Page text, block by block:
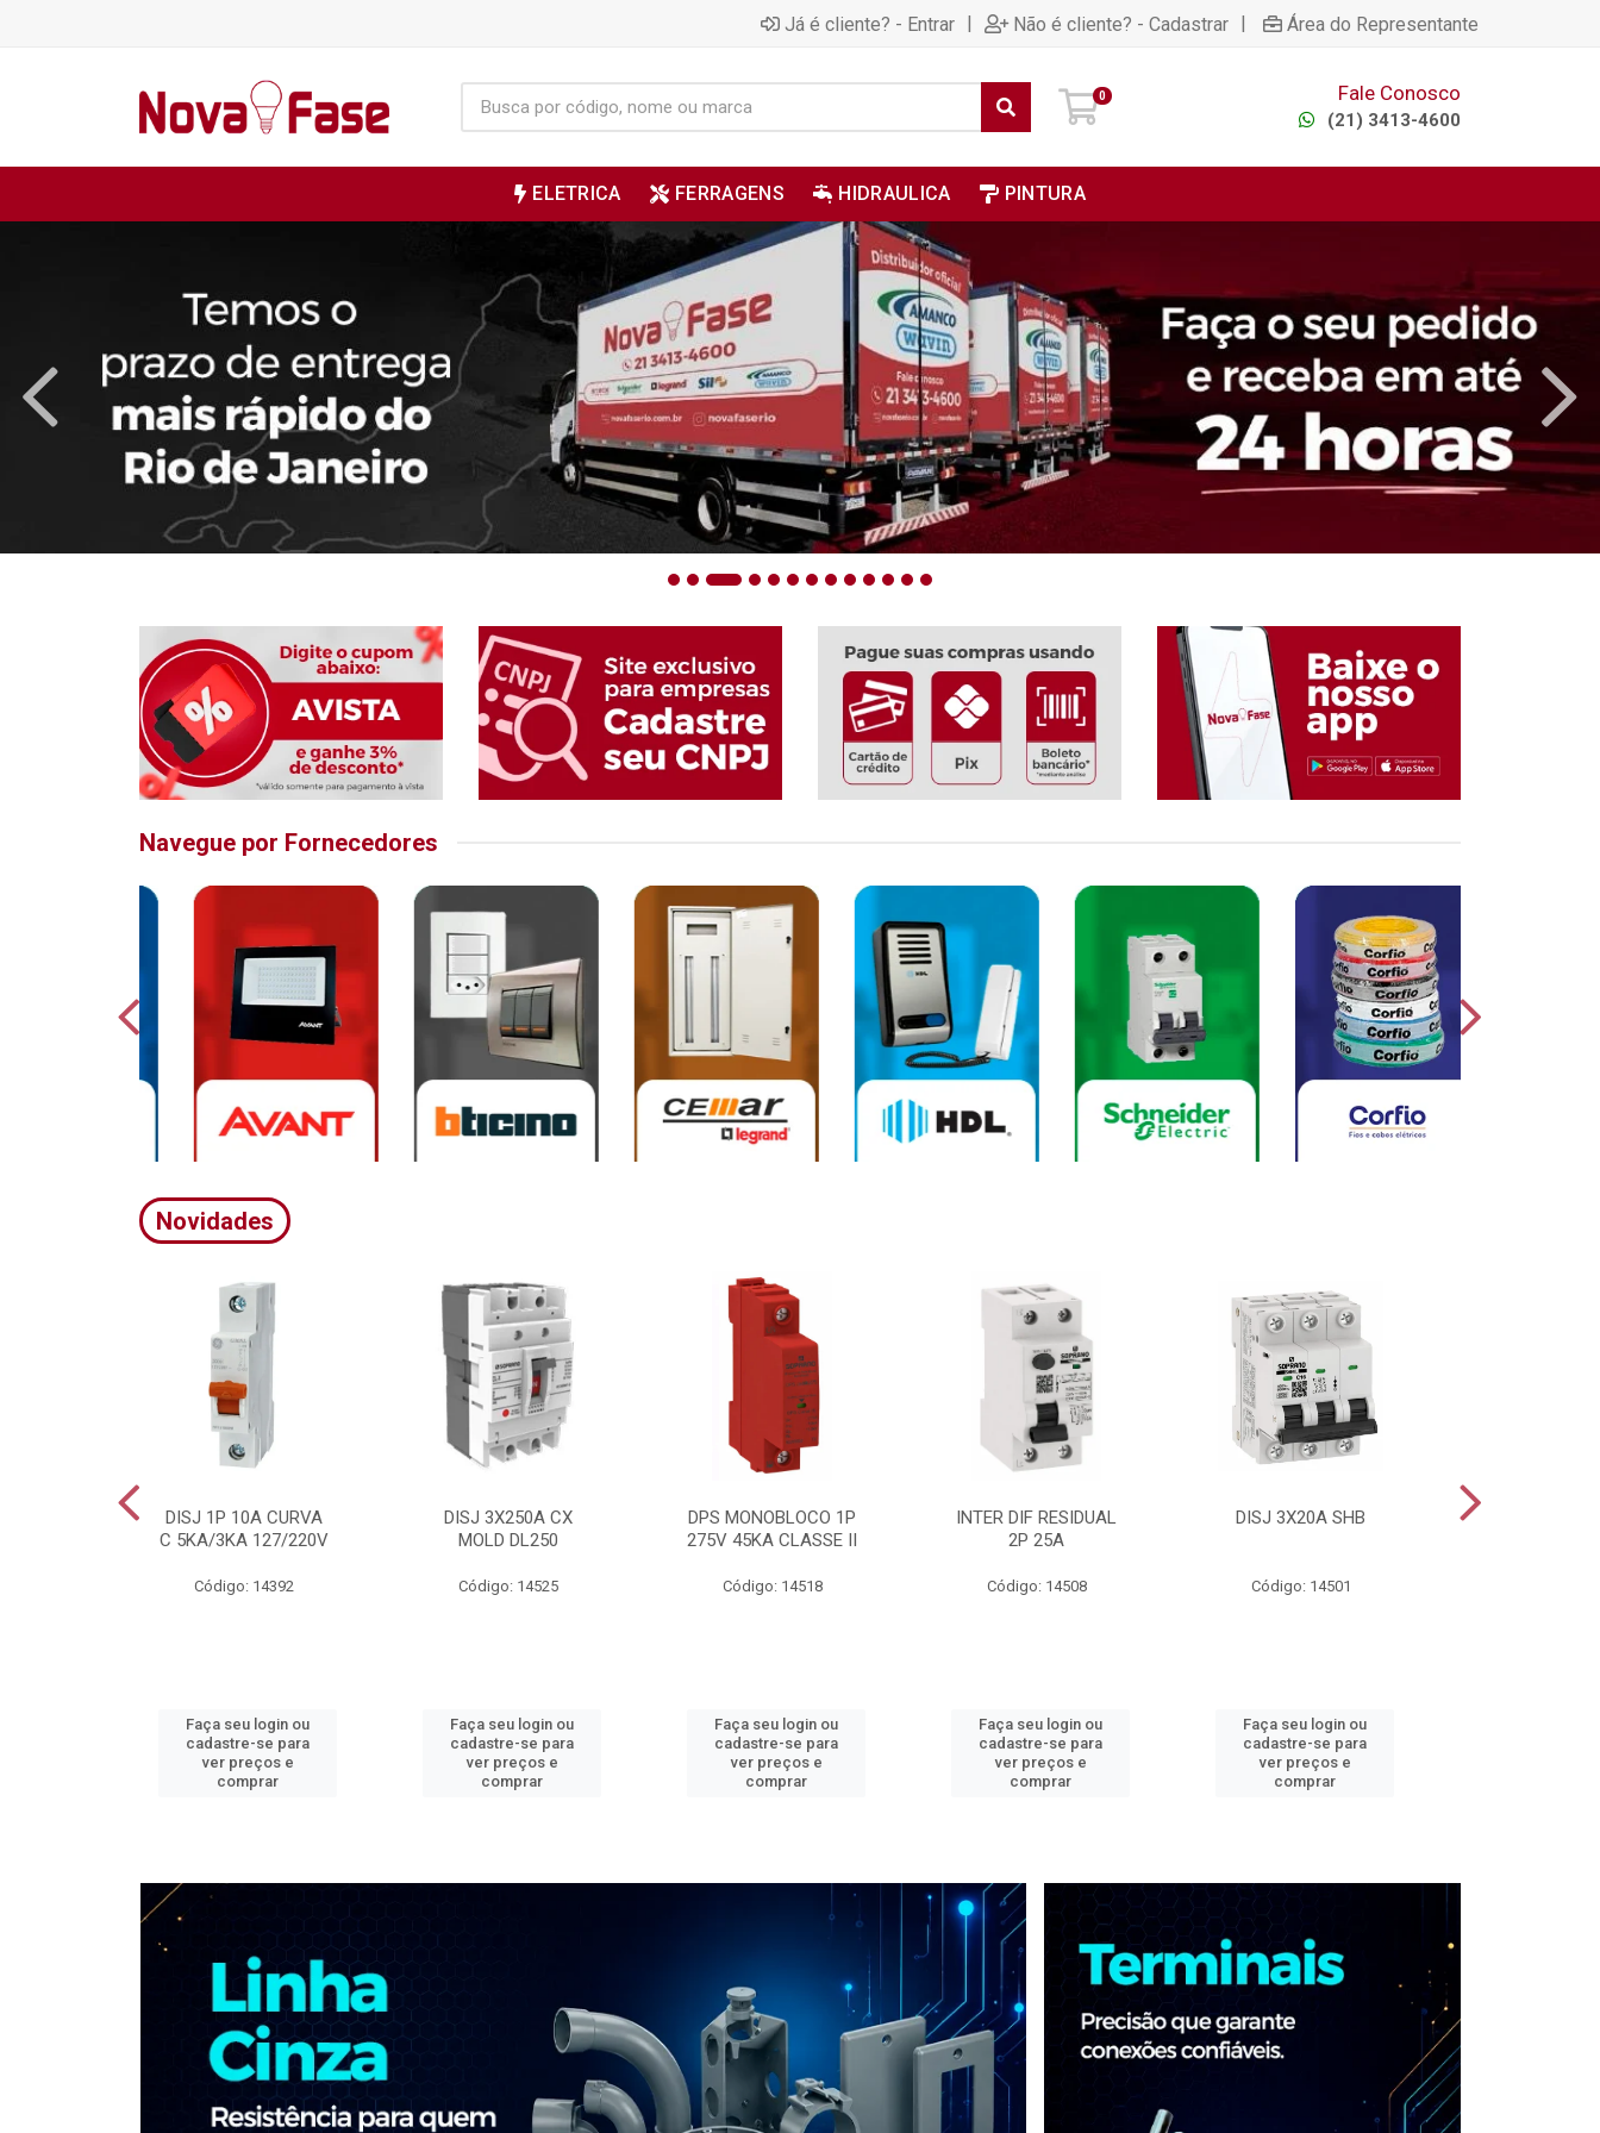
Já é cliente? - Entrar | Não é cliente? - Cadastrar | Área do Representante
0 Fale Conosco
(21) 3413-4600
ELETRICA FERRAGENS HIDRAULICA PINTURA
Navegue por Fornecedores
Novidades
DISJ 1P 10A CURVA
C 5KA/3KA 127/220V
Código: 14392
Faça seu login ou
cadastre-se para
ver preços e
comprar
DISJ 3X250A CX
MOLD DL250
Código: 14525
Faça seu login ou
cadastre-se para
ver preços e
comprar
DPS MONOBLOCO 1P
275V 45KA CLASSE II
Código: 14518
Faça seu login ou
cadastre-se para
ver preços e
comprar
INTER DIF RESIDUAL
2P 25A
Código: 14508
Faça seu login ou
cadastre-se para
ver preços e
comprar
DISJ 3X20A SHB
Código: 14501
Faça seu login ou
cadastre-se para
ver preços e
comprar